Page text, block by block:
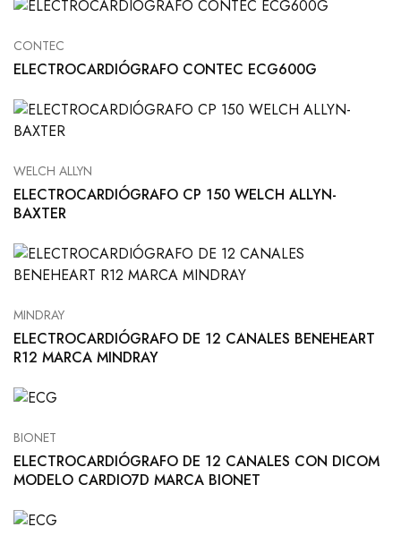
CONTEC
ELECTROCARDIÓGRAFO CONTEC ECG600G
WELCH ALLYN
ELECTROCARDIÓGRAFO CP 150 WELCH ALLYN-
BAXTER
MINDRAY
ELECTROCARDIÓGRAFO DE 12 CANALES BENEHEART
R12 MARCA MINDRAY
BIONET
ELECTROCARDIÓGRAFO DE 12 CANALES CON DICOM
MODELO CARDIO7D MARCA BIONET